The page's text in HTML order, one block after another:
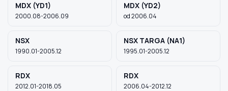
MDX (YD1)
2000.08-2006.09
MDX (YD2)
od 2006.04
NSX
1990.01-2005.12
NSX TARGA (NA1)
1995.01-2005.12
RDX
2012.01-2018.05
RDX
2006.04-2012.12